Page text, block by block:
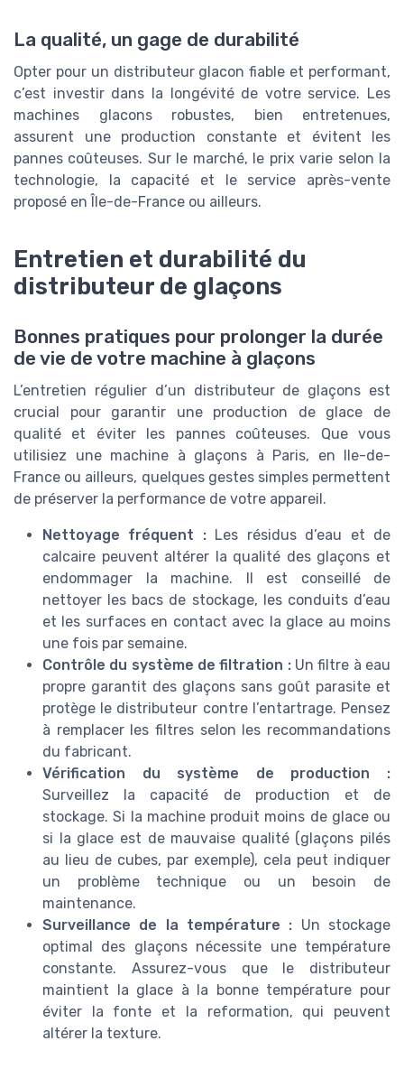
La qualité, un gage de durabilité
Opter pour un distributeur glacon fiable et performant,
c’est investir dans la longévité de votre service. Les
machines glacons robustes, bien entretenues,
assurent une production constante et évitent les
pannes coûteuses. Sur le marché, le prix varie selon la
technologie, la capacité et le service après-vente
proposé en Île-de-France ou ailleurs.
Entretien et durabilité du
distributeur de glaçons
Bonnes pratiques pour prolonger la durée
de vie de votre machine à glaçons
L’entretien régulier d’un distributeur de glaçons est
crucial pour garantir une production de glace de
qualité et éviter les pannes coûteuses. Que vous
utilisiez une machine à glaçons à Paris, en Ile-de-
France ou ailleurs, quelques gestes simples permettent
de préserver la performance de votre appareil.
Nettoyage fréquent :Les résidus d’eau et de
calcaire peuvent altérer la qualité des glaçons et
endommager la machine. Il est conseillé de
nettoyer les bacs de stockage, les conduits d’eau
et les surfaces en contact avec la glace au moins
une fois par semaine.
Contrôle du système de filtration :Un filtre à eau
propre garantit des glaçons sans goût parasite et
protège le distributeur contre l’entartrage. Pensez
à remplacer les filtres selon les recommandations
du fabricant.
Vérification du système de production :
Surveillez la capacité de production et de
stockage. Si la machine produit moins de glace ou
si la glace est de mauvaise qualité (glaçons pilés
au lieu de cubes, par exemple), cela peut indiquer
un problème technique ou un besoin de
maintenance.
Surveillance de la température : Un stockage
optimal des glaçons nécessite une température
constante. Assurez-vous que le distributeur
maintient la glace à la bonne température pour
éviter la fonte et la reformation, qui peuvent
altérer la texture.